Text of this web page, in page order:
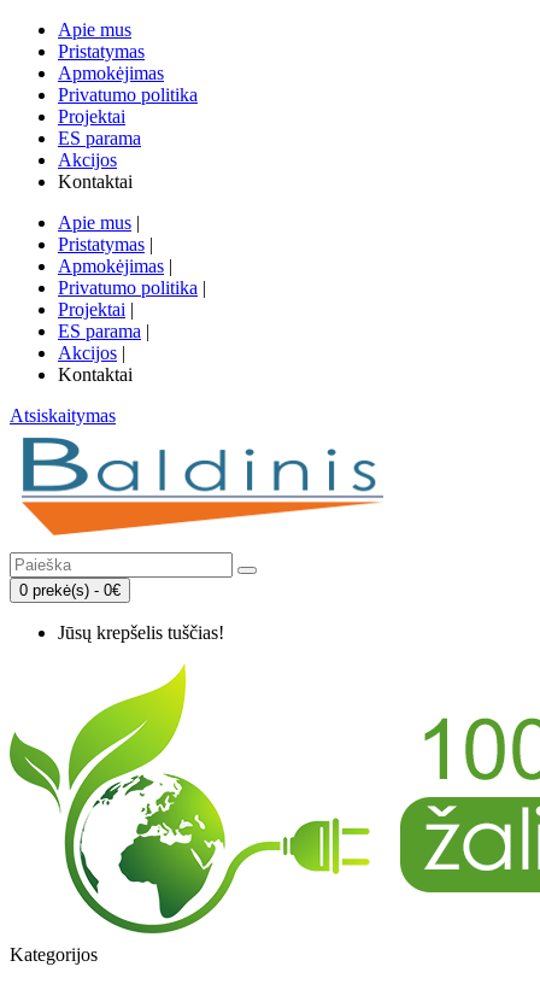
Apie mus
Pristatymas
Apmokėjimas
Privatumo politika
Projektai
ES parama
Akcijos
Kontaktai
Apie mus |
Pristatymas |
Apmokėjimas |
Privatumo politika |
Projektai |
ES parama |
Akcijos |
Kontaktai
Atsiskaitymas
0 prekė(s) - 0€
Jūsų krepšelis tuščias!
Kategorijos